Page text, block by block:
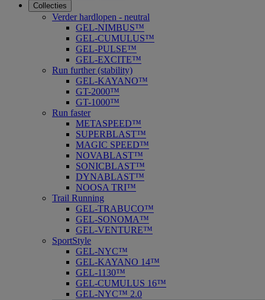
Collecties
Verder hardlopen - neutral
GEL-NIMBUS™
GEL-CUMULUS™
GEL-PULSE™
GEL-EXCITE™
Run further (stability)
GEL-KAYANO™
GT-2000™
GT-1000™
Run faster
METASPEED™
SUPERBLAST™
MAGIC SPEED™
NOVABLAST™
SONICBLAST™
DYNABLAST™
NOOSA TRI™
Trail Running
GEL-TRABUCO™
GEL-SONOMA™
GEL-VENTURE™
SportStyle
GEL-NYC™
GEL-KAYANO 14™
GEL-1130™
GEL-CUMULUS 16™
GEL-NYC™ 2.0